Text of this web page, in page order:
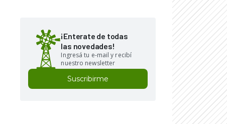
¡Enterate de todas
las novedades!
Ingresá tu e-mail y recibí
nuestro newsletter
Suscribirme